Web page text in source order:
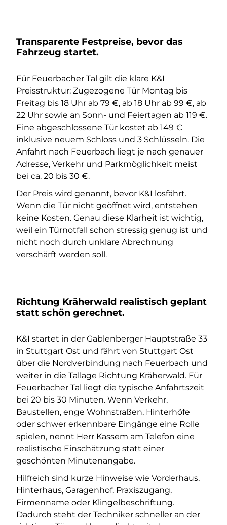
Transparente Festpreise, bevor das
Fahrzeug startet.
Für Feuerbacher Tal gilt die klare K&I
Preisstruktur: Zugezogene Tür Montag bis
Freitag bis 18 Uhr ab 79 €, ab 18 Uhr ab 99 €, ab
22 Uhr sowie an Sonn- und Feiertagen ab 119 €.
Eine abgeschlossene Tür kostet ab 149 €
inklusive neuem Schloss und 3 Schlüsseln. Die
Anfahrt nach Feuerbach liegt je nach genauer
Adresse, Verkehr und Parkmöglichkeit meist
bei ca. 20 bis 30 €.
Der Preis wird genannt, bevor K&I losfährt.
Wenn die Tür nicht geöffnet wird, entstehen
keine Kosten. Genau diese Klarheit ist wichtig,
weil ein Türnotfall schon stressig genug ist und
nicht noch durch unklare Abrechnung
verschärft werden soll.
Richtung Kräherwald realistisch geplant
statt schön gerechnet.
K&I startet in der Gablenberger Hauptstraße 33
in Stuttgart Ost und fährt von Stuttgart Ost
über die Nordverbindung nach Feuerbach und
weiter in die Tallage Richtung Kräherwald. Für
Feuerbacher Tal liegt die typische Anfahrtszeit
bei 20 bis 30 Minuten. Wenn Verkehr,
Baustellen, enge Wohnstraßen, Hinterhöfe
oder schwer erkennbare Eingänge eine Rolle
spielen, nennt Herr Kassem am Telefon eine
realistische Einschätzung statt einer
geschönten Minutenangabe.
Hilfreich sind kurze Hinweise wie Vorderhaus,
Hinterhaus, Garagenhof, Praxiszugang,
Firmenname oder Klingelbeschriftung.
Dadurch steht der Techniker schneller an der